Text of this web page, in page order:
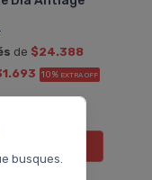
busques.
de $24.388
10% EXTRA OFF